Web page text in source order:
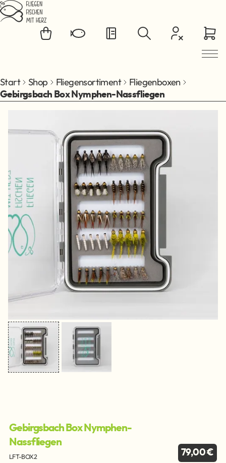
Zum Hauptinhalt springen
Start Shop Fliegensortiment Fliegenboxen
Gebirgsbach Box Nymphen-Nassfliegen
Gebirgsbach Box Nymphen-
Nassfliegen
LFT-BOX2 79,00 €